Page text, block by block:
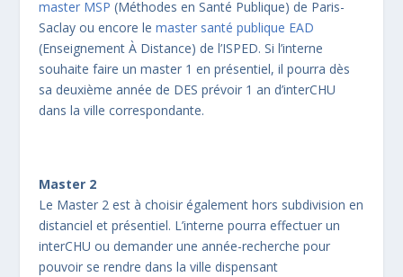
master MSP (Méthodes en Santé Publique) de Paris-
Saclay ou encore le master santé publique EAD
(Enseignement À Distance) de l’ISPED. Si l’interne
souhaite faire un master 1 en présentiel, il pourra dès
sa deuxième année de DES prévoir 1 an d’interCHU
dans la ville correspondante.
Master 2
Le Master 2 est à choisir également hors subdivision en
distanciel et présentiel. L’interne pourra effectuer un
interCHU ou demander une année-recherche pour
pouvoir se rendre dans la ville dispensant